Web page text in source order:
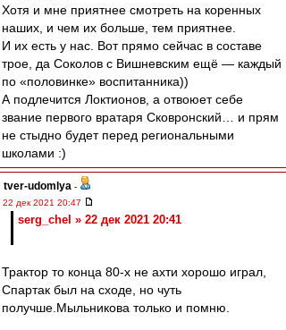
Хотя и мне приятнее смотреть на коренных
наших, и чем их больше, тем приятнее.
И их есть у нас. Вот прямо сейчас в составе
трое, да Соколов с Вишневским ещё — каждый
по «половинке» воспитанника))
А подлечится Локтионов, а отвоюет себе
звание первого вратаря Сковронский… и прям
не стыдно будет перед региональными
школами :)
tver-udomlya -
22 дек 2021 20:47
serg_chel » 22 дек 2021 20:41
Трактор то конца 80-х не ахти хорошо играл,
Спартак был на сходе, но чуть
получше.Мыльникова только и помню.